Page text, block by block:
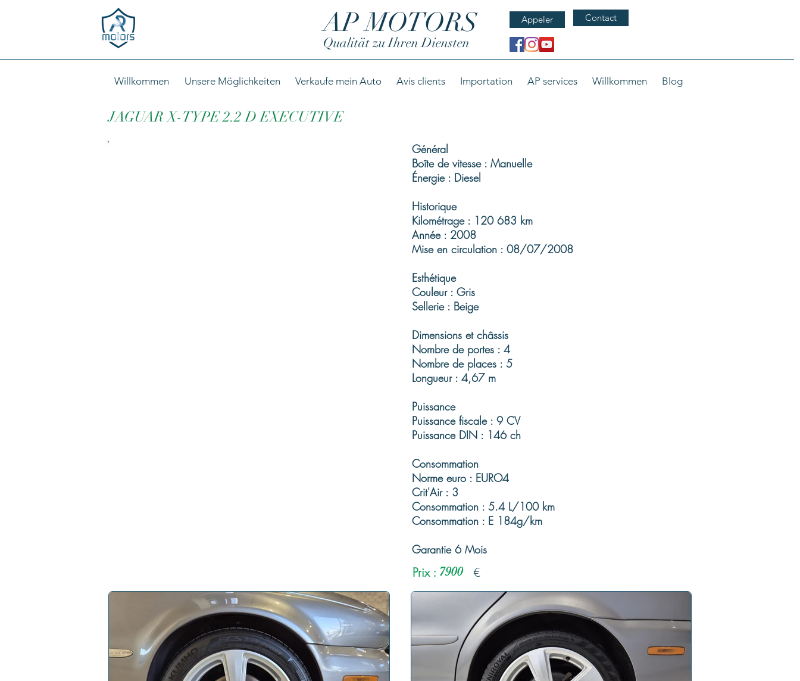
Appeler Contact
AP MOTORS
Qualität zu Ihren Diensten
Willkommen Unsere Möglichkeiten Verkaufe mein Auto Avis clients Importation AP services Willkommen Blog
JAGUAR X-TYPE 2.2 D EXECUTIVE
Général
Boîte de vitesse : Manuelle
Énergie : Diesel
Historique
Kilométrage : 120 683 km
Année : 2008
Mise en circulation : 08/07/2008
Esthétique
Couleur : Gris
Sellerie : Beige
Dimensions et châssis
Nombre de portes : 4
Nombre de places : 5
Longueur : 4,67 m
Puissance
Puissance fiscale : 9 CV
Puissance DIN : 146 ch
Consommation
Norme euro : EURO4
Crit'Air : 3
Consommation : 5.4 L/100 km
Consommation : E 184g/km
Garantie 6 Mois
Prix : 7900 €